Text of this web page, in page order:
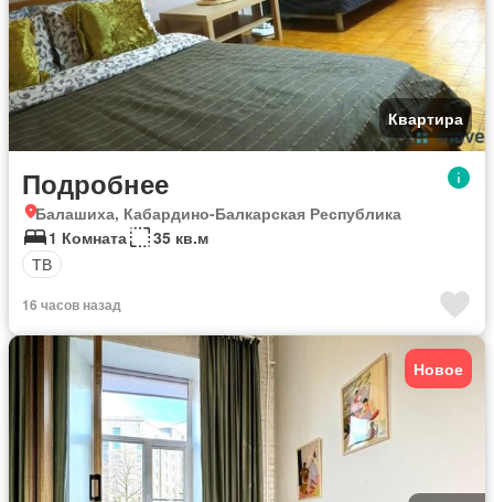
Квартира
Подробнее
Балашиха, Кабардино-Балкарская Республика
1 Комната
35 кв.м
ТВ
16 часов назад
Новое